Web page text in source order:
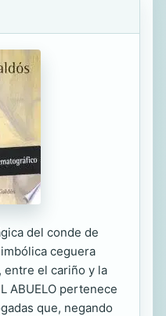
del conde de
ceguera
entre el cariño y la
ABUELO pertenece
que, negando